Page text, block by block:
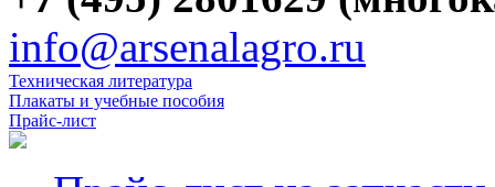
info@arsenalagro.ru
Техническая литература
Плакаты и учебные пособия
Прайс-лист